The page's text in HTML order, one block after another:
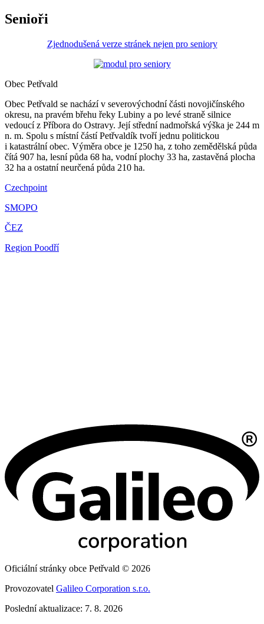
Senioři
Zjednodušená verze stránek nejen pro seniory
Obec Petřvald
Obec Petřvald se nachází v severovýchodní části novojičínského
okresu, na pravém břehu řeky Lubiny a po levé straně silnice
vedoucí z Příbora do Ostravy. Její střední nadmořská výška je 244 m
n. m. Spolu s místní částí Petřvaldík tvoří jednu politickou
i katastrální obec. Výměra obce je 1250 ha, z toho zemědělská půda
čítá 907 ha, lesní půda 68 ha, vodní plochy 33 ha, zastavěná plocha
32 ha a ostatní neurčená půda 210 ha.
Czechpoint
SMOPO
ČEZ
Region Poodří
Oficiální stránky obce Petřvald © 2026
Provozovatel Galileo Corporation s.r.o.
Poslední aktualizace: 7. 8. 2026